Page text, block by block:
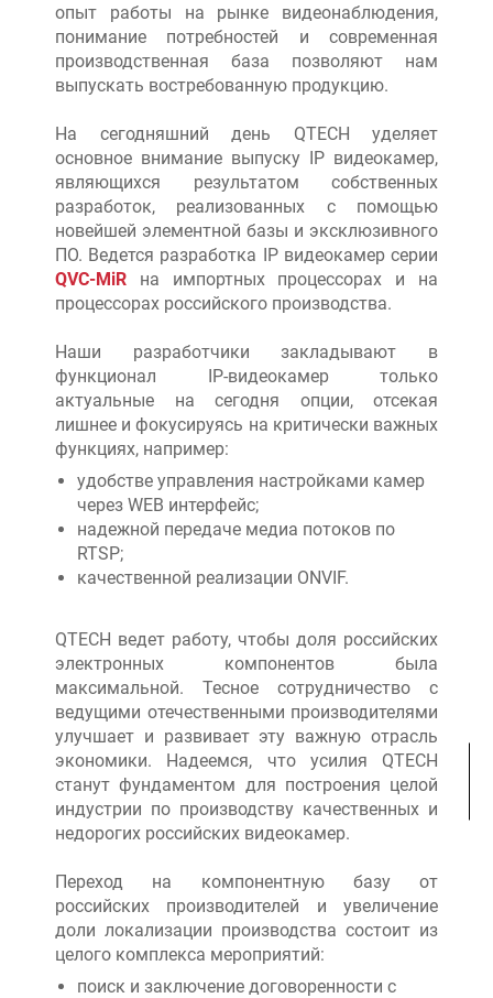
опыт работы на рынке видеонаблюдения,
понимание потребностей и современная
производственная база позволяют нам
выпускать востребованную продукцию.
На сегодняшний день QTECH уделяет
основное внимание выпуску IP видеокамер,
являющихся результатом собственных
разработок, реализованных с помощью
новейшей элементной базы и эксклюзивного
ПО. Ведется разработка IP видеокамер серии
QVC-MiR на импортных процессорах и на
процессорах российского производства.
Наши разработчики закладывают в
функционал IP-видеокамер только
актуальные на сегодня опции, отсекая
лишнее и фокусируясь на критически важных
функциях, например:
удобстве управления настройками камер
через WEB интерфейс;
надежной передаче медиа потоков по
RTSP;
качественной реализации ONVIF.
QTECH ведет работу, чтобы доля российских
электронных компонентов была
максимальной. Тесное сотрудничество с
ведущими отечественными производителями
улучшает и развивает эту важную отрасль
экономики. Надеемся, что усилия QTECH
станут фундаментом для построения целой
индустрии по производству качественных и
недорогих российских видеокамер.
Переход на компонентную базу от
российских производителей и увеличение
доли локализации производства состоит из
целого комплекса мероприятий:
поиск и заключение договоренности с